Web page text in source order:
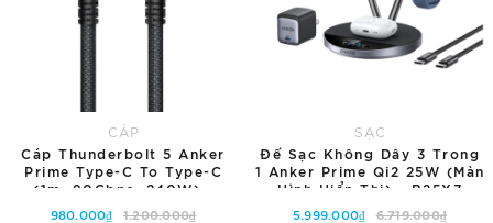
CÁP
Cáp Thunderbolt 5 Anker
Prime Type-C To Type-C
(1m, 80Gbps, 240W) -
980.000₫ 1.200.000₫
SẠC
Đế Sạc Không Dây 3 Trong
1 Anker Prime Qi2 25W (Màn
Hình Hiển Thị) - B25X7
5.999.000₫ 6.719.000₫